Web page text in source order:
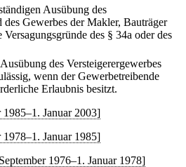
Ausübung des
Gewerbes der Makler, Bauträger
des § 34a oder des
des Versteigerergewerbes
wenn der Gewerbetreibende
Erlaubnis besitzt.
1985–1. Januar 2003]
1978–1. Januar 1985]
1976–1. Januar 1978]